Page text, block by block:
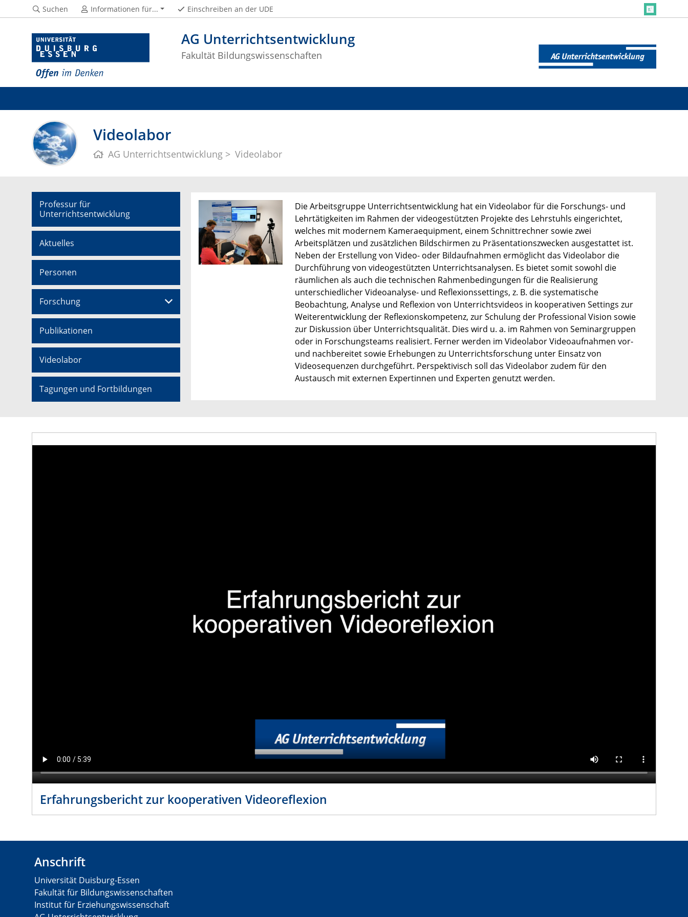
AG Unterrichtsentwicklung
Fakultät Bildungswissenschaften
Suchen Informationen für... Einschreiben an der UDE
Videolabor
AG Unterrichtsentwicklung Videolabor
Professur für
Unterrichtsentwicklung
Aktuelles
Personen
Forschung
Publikationen
Videolabor
Tagungen und Fortbildungen
Die Arbeitsgruppe Unterrichtsentwicklung hat ein Videolabor für die Forschungs- und
Lehrtätigkeiten im Rahmen der videogestützten Projekte des Lehrstuhls eingerichtet,
welches mit modernem Kameraequipment, einem Schnittrechner sowie zwei
Arbeitsplätzen und zusätzlichen Bildschirmen zu Präsentationszwecken ausgestattet ist.
Neben der Erstellung von Video- oder Bildaufnahmen ermöglicht das Videolabor die
Durchführung von videogestützten Unterrichtsanalysen. Es bietet somit sowohl die
räumlichen als auch die technischen Rahmenbedingungen für die Realisierung
unterschiedlicher Videoanalyse- und Reflexionssettings, z. B. die systematische
Beobachtung, Analyse und Reflexion von Unterrichtsvideos in kooperativen Settings zur
Weiterentwicklung der Reflexionskompetenz, zur Schulung der Professional Vision sowie
zur Diskussion über Unterrichtsqualität. Dies wird u. a. im Rahmen von Seminargruppen
oder in Forschungsteams realisiert. Ferner werden im Videolabor Videoaufnahmen vor-
und nachbereitet sowie Erhebungen zu Unterrichtsforschung unter Einsatz von
Videosequenzen durchgeführt. Perspektivisch soll das Videolabor zudem für den
Austausch mit externen Expertinnen und Experten genutzt werden.
Erfahrungsbericht zur kooperativen Videoreflexion
Anschrift
Universität Duisburg-Essen
Fakultät für Bildungswissenschaften
Institut für Erziehungswissenschaft